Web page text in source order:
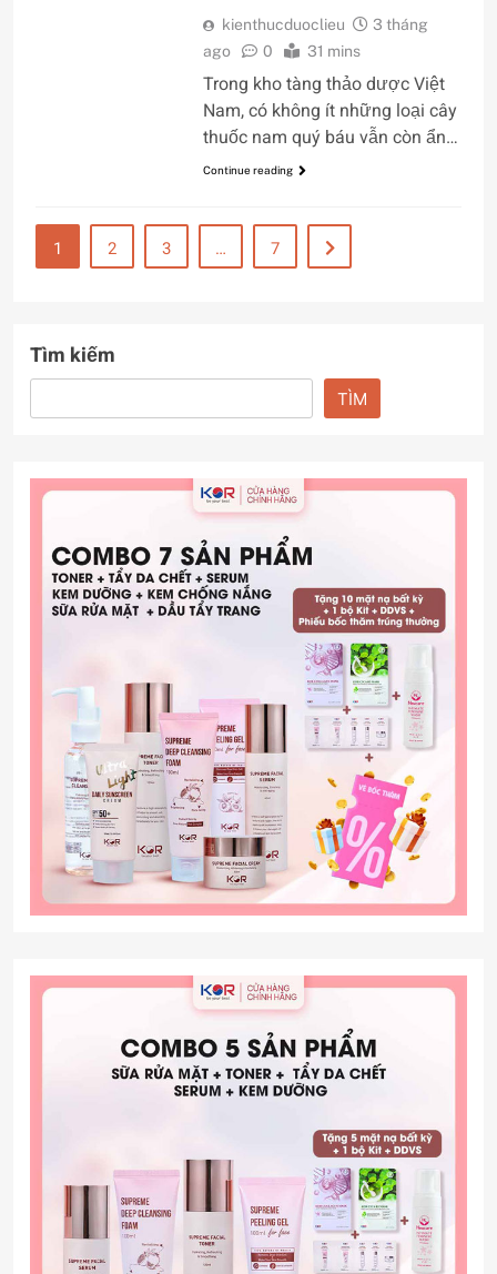
kienthucduoclieu
3 tháng
ago
0 31 mins
Trong kho tàng thảo dược Việt
Nam, có không ít những loại cây
thuốc nam quý báu vẫn còn ẩn…
Continue reading
1 2 3 … 7
Tìm kiếm
TÌM